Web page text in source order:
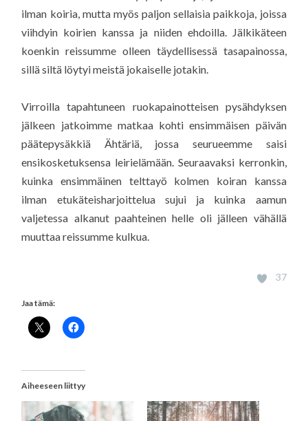
ilman koiria, mutta myös paljon sellaisia paikkoja, joissa
viihdyin koirien kanssa ja niiden ehdoilla. Jälkikäteen
koenkin reissumme olleen täydellisessä tasapainossa,
sillä siltä löytyi meistä jokaiselle jotakin.
Virroilla tapahtuneen ruokapainotteisen pysähdyksen
jälkeen jatkoimme matkaa kohti ensimmäisen päivän
päätepysäkkiä Ähtäriä, jossa seurueemme saisi
ensikosketuksensa leirielämään. Seuraavaksi kerronkin,
kuinka ensimmäinen telttayö kolmen koiran kanssa
ilman etukäteisharjoittelua sujui ja kuinka aamun
valjetessa alkanut paahteinen helle oli jälleen vähällä
muuttaa reissumme kulkua.
37
Jaa tämä:
Aiheeseen liittyy